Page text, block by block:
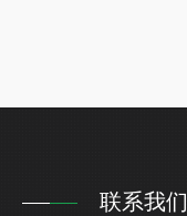
联系我们